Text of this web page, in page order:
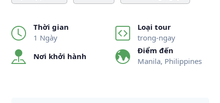
Thời gian
1 Ngày
Loại tour
trong-ngay
Nơi khởi hành
Điểm đến
Manila, Philippines